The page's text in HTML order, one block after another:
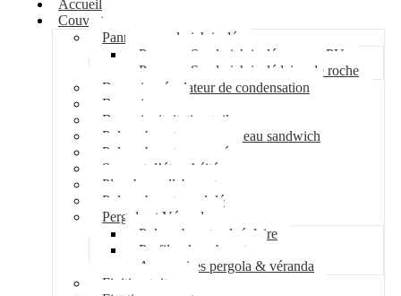
Accueil
Couverture
Panneau sandwich isolé
Panneau Sandwich isolé mousse PU
Panneau Sandwich isolé laine de roche
Bac acier régulateur de condensation
Bac acier sec
Bac acier imitation tuile
Polycarbonate pour panneau sandwich
Polycarbonate nervuré
Support d’étanchéité
Plancher collaborant
Polycarbonate ondulé
Pergola et Véranda
Polycarbonate alvéolaire
Profil polycarbonate
Accessoires pergola & véranda
Finition toiture